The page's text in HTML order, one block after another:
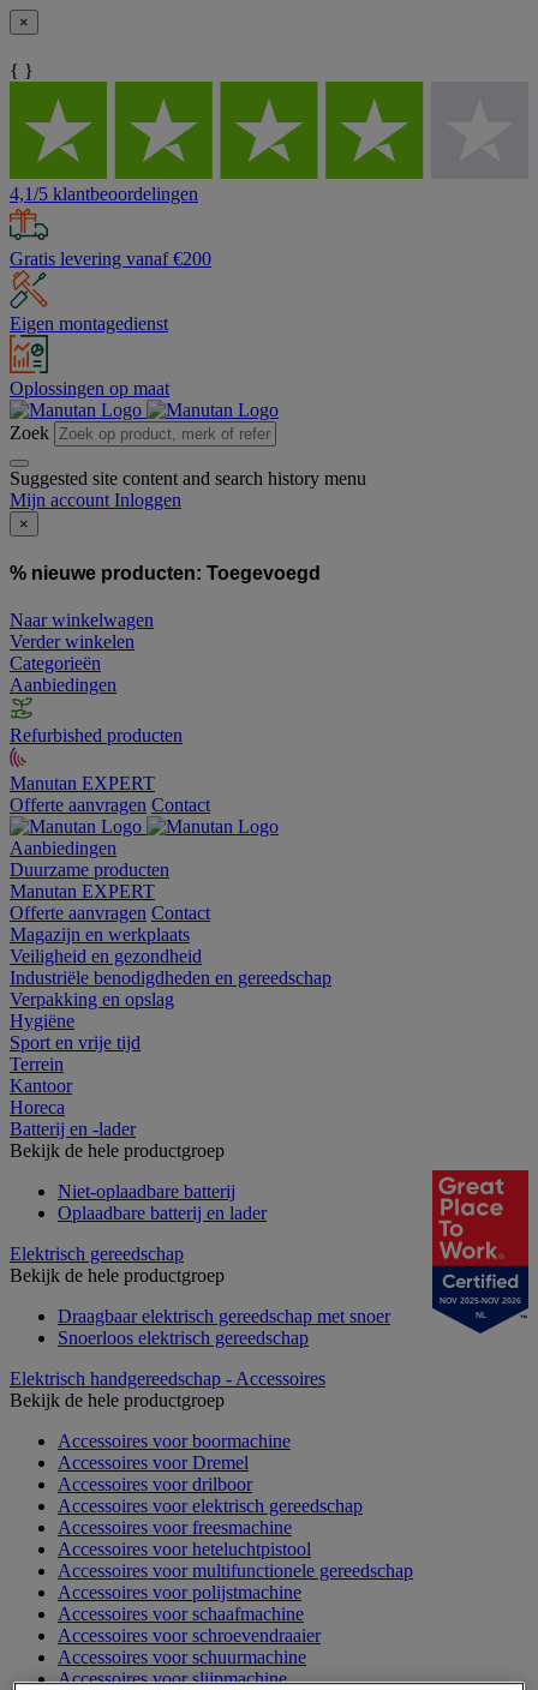
×
{ }
4,1/5 klantbeoordelingen
Gratis levering vanaf €200
Eigen montagedienst
Oplossingen op maat
Zoek
Suggested site content and search history menu
Mijn account Inloggen
×
% nieuwe producten: Toegevoegd
Naar winkelwagen
Verder winkelen
Categorieën
Aanbiedingen
Refurbished producten
Manutan EXPERT
Offerte aanvragen Contact
Aanbiedingen
Duurzame producten
Manutan EXPERT
Offerte aanvragen Contact
Magazijn en werkplaats
Veiligheid en gezondheid
Industriële benodigdheden en gereedschap
Verpakking en opslag
Hygiëne
Sport en vrije tijd
Terrein
Kantoor
Horeca
Batterij en -lader
Bekijk de hele productgroep
Niet-oplaadbare batterij
Oplaadbare batterij en lader
Elektrisch gereedschap
Bekijk de hele productgroep
Draagbaar elektrisch gereedschap met snoer
Snoerloos elektrisch gereedschap
Elektrisch handgereedschap - Accessoires
Bekijk de hele productgroep
Accessoires voor boormachine
Accessoires voor Dremel
Accessoires voor drilboor
Accessoires voor elektrisch gereedschap
Accessoires voor freesmachine
Accessoires voor heteluchtpistool
Accessoires voor multifunctionele gereedschap
Accessoires voor polijstmachine
Accessoires voor schaafmachine
Accessoires voor schroevendraaier
Accessoires voor schuurmachine
Accessoires voor slijpmachine
NOV 2025-NOV 2026
NL